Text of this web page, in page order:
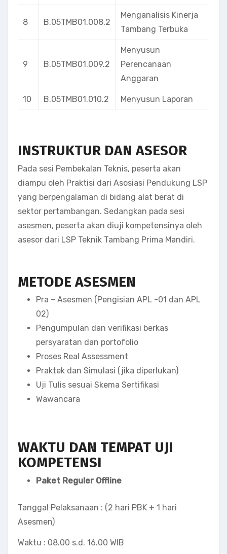
8 B.05TMB01.008.2
Menganalisis Kinerja
Tambang Terbuka
9 B.05TMB01.009.2
Menyusun
Perencanaan
Anggaran
10 B.05TMB01.010.2 Menyusun Laporan
INSTRUKTUR DAN ASESOR
Pada sesi Pembekalan Teknis, peserta akan
diampu oleh Praktisi dari Asosiasi Pendukung LSP
yang berpengalaman di bidang alat berat di
sektor pertambangan. Sedangkan pada sesi
asesmen, peserta akan diuji kompetensinya oleh
asesor dari LSP Teknik Tambang Prima Mandiri.
METODE ASESMEN
Pra – Asesmen (Pengisian APL -01 dan APL
02)
Pengumpulan dan verifikasi berkas
persyaratan dan portofolio
Proses Real Assessment
Praktek dan Simulasi (jika diperlukan)
Uji Tulis sesuai Skema Sertifikasi
Wawancara
WAKTU DAN TEMPAT UJI
KOMPETENSI
Paket Reguler Offline
Tanggal Pelaksanaan : (2 hari PBK + 1 hari
Asesmen)
Waktu : 08.00 s.d. 16.00 WIB